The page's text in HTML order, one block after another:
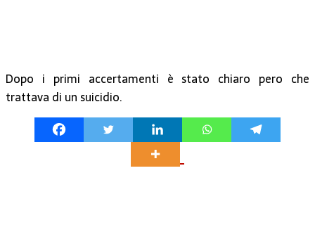
Dopo i primi accertamenti è stato chiaro pero che
trattava di un suicidio.